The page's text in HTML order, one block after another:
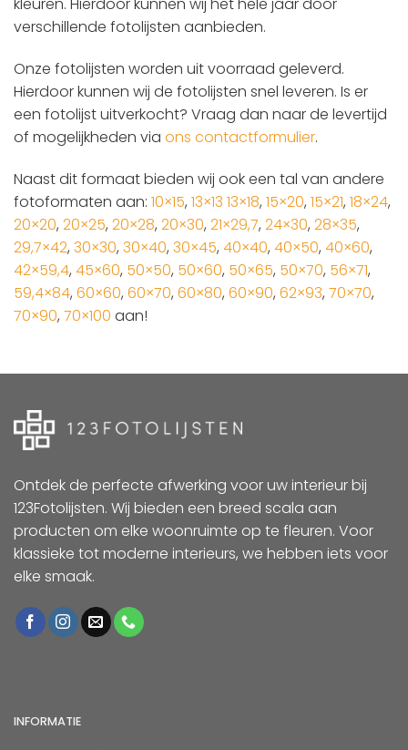
kleuren. Hierdoor kunnen wij het hele jaar door
verschillende fotolijsten aanbieden.
Onze fotolijsten worden uit voorraad geleverd.
Hierdoor kunnen wij de fotolijsten snel leveren. Is er
een fotolijst uitverkocht? Vraag dan naar de levertijd
of mogelijkheden via ons contactformulier.
Naast dit formaat bieden wij ook een tal van andere
fotoformaten aan: 10×15, 13×13 13×18, 15×20, 15×21, 18×24,
20×20, 20×25, 20×28, 20×30, 21×29,7, 24×30, 28×35,
29,7×42, 30×30, 30×40, 30×45, 40×40, 40×50, 40×60,
42×59,4, 45×60, 50×50, 50×60, 50×65, 50×70, 56×71,
59,4×84, 60×60, 60×70, 60×80, 60×90, 62×93, 70×70,
70×90, 70×100 aan!
Ontdek de perfecte afwerking voor uw interieur bij
123Fotolijsten. Wij bieden een breed scala aan
producten om elke woonruimte op te fleuren. Voor
klassieke tot moderne interieurs, we hebben iets voor
elke smaak.
INFORMATIE